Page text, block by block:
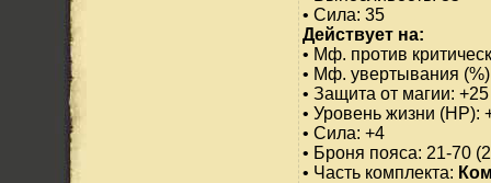
• Сила: 35
Действует на:
• Мф. против
• Мф. увертывания
• Защита от магии: +25
• Уровень жизни (HP):
• Сила: +4
• Броня пояса: 21-70
• Часть комплекта: